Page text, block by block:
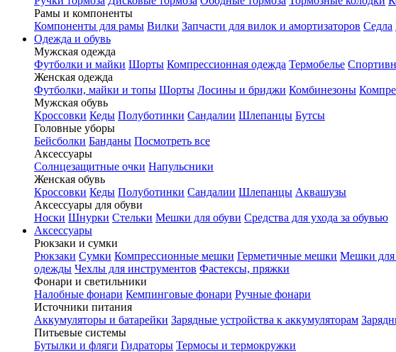
Рамы и компоненты
Компоненты для рамы Вилки Запчасти для вилок и амортизаторов Седла
Одежда и обувь
Мужская одежда
Футболки и майки Шорты Компрессионная одежда Термобелье
Женская одежда
Футболки, майки и топы Шорты Лосины и бриджи Комбинезоны
Мужская обувь
Кроссовки Кеды Полуботинки Сандалии Шлепанцы Бутсы
Головные уборы
Бейсболки Банданы Посмотреть все
Аксессуары
Солнцезащитные очки Напульсники
Женская обувь
Кроссовки Кеды Полуботинки Сандалии Шлепанцы Аквашузы
Аксессуары для обуви
Носки Шнурки Стельки Мешки для обуви Средства для ухода за обувью
Аксессуары
Рюкзаки и сумки
Рюкзаки Сумки Компрессионные мешки Герметичные мешки Мешки для
одежды Чехлы для инструментов Фастексы, пряжки
Фонари и светильники
Налобные фонари Кемпинговые фонари Ручные фонари
Источники питания
Аккумуляторы и батарейки Зарядные устройства к аккумуляторам
Питьевые системы
Бутылки и фляги Гидраторы Термосы и термокружки